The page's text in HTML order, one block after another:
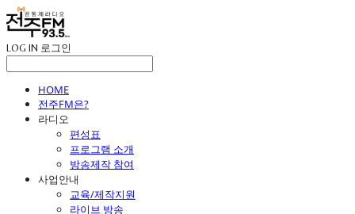
LOG IN 로그인
HOME
전주FM은?
라디오
편성표
프로그램 소개
방송제작 참여
사업안내
교육/제작지원
라이브 방송